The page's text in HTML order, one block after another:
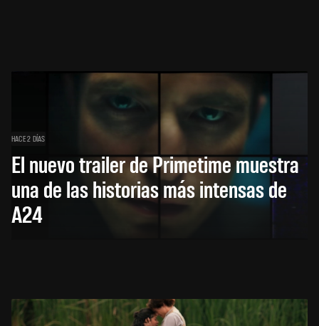
HACE 2 DÍAS
El nuevo trailer de Primetime muestra
una de las historias más intensas de
A24